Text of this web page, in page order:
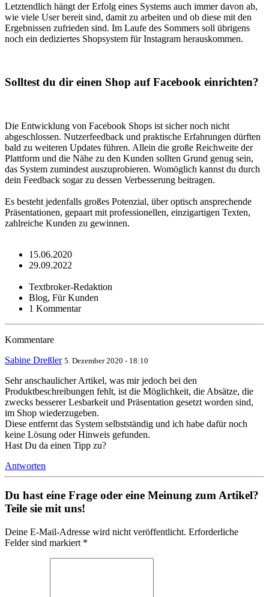
Letztendlich hängt der Erfolg eines Systems auch immer davon ab,
wie viele User bereit sind, damit zu arbeiten und ob diese mit den
Ergebnissen zufrieden sind. Im Laufe des Sommers soll übrigens
noch ein dediziertes Shopsystem für Instagram herauskommen.
Solltest du dir einen Shop auf Facebook einrichten?
Die Entwicklung von Facebook Shops ist sicher noch nicht
abgeschlossen. Nutzerfeedback und praktische Erfahrungen dürften
bald zu weiteren Updates führen. Allein die große Reichweite der
Plattform und die Nähe zu den Kunden sollten Grund genug sein,
das System zumindest auszuprobieren. Womöglich kannst du durch
dein Feedback sogar zu dessen Verbesserung beitragen.
Es besteht jedenfalls großes Potenzial, über optisch ansprechende
Präsentationen, gepaart mit professionellen, einzigartigen Texten,
zahlreiche Kunden zu gewinnen.
15.06.2020
29.09.2022
Textbroker-Redaktion
Blog, Für Kunden
1 Kommentar
Kommentare
Sabine Dreßler 5. Dezember 2020 - 18:10
Sehr anschaulicher Artikel, was mir jedoch bei den
Produktbeschreibungen fehlt, ist die Möglichkeit, die Absätze, die
zwecks besserer Lesbarkeit und Präsentation gesetzt worden sind,
im Shop wiederzugeben.
Diese entfernt das System selbstständig und ich habe dafür noch
keine Lösung oder Hinweis gefunden.
Hast Du da einen Tipp zu?
Antworten
Du hast eine Frage oder eine Meinung zum Artikel?
Teile sie mit uns!
Deine E-Mail-Adresse wird nicht veröffentlicht. Erforderliche
Felder sind markiert *